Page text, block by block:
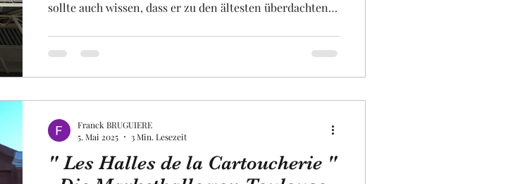
sollte auch wissen, dass er zu den ältesten überdachten
Erdgeschoss eines Gebäudes im zeitgenössischen Stil ein,
das als Parkplatz für Autos dient. Er ist das Zentrum der
nationalen und regionalen gastronomie, und hier finden
" Les Halles de la Cartoucherie "
Franck BRUGUIERE
5. Mai 2025
3 Min. Lesezeit